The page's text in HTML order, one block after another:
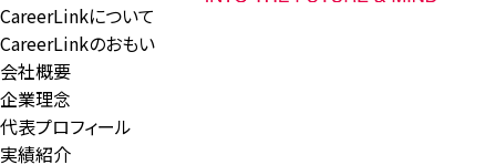
CareerLinkについて
CareerLinkのおもい
会社概要
企業理念
代表プロフィール
実績紹介